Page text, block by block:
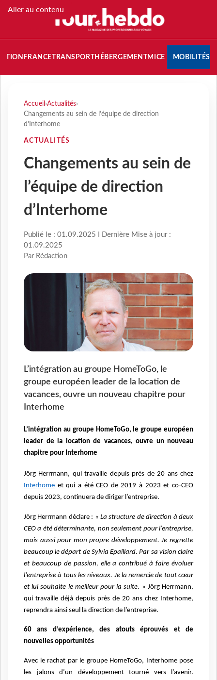
Aller au contenu
FRANCETRANSPORT HÉBERGEMENTMICE MOBILITÉS
Accueil ›Actualités›
Changements au sein de l’équipe de direction
d’Interhome
ACTUALITÉS
Changements au sein de
l’équipe de direction
d’Interhome
Publié le : 01.09.2025 I Dernière Mise à jour :
01.09.2025
Par Rédaction
L’intégration au groupe HomeToGo, le
groupe européen leader de la location de
vacances, ouvre un nouveau chapitre pour
Interhome
L’intégration au groupe HomeToGo, le groupe européen
leader de la location de vacances, ouvre un nouveau
chapitre pour Interhome
Jörg Herrmann, qui travaille depuis près de 20 ans chez
Interhome et qui a été CEO de 2019 à 2023 et co-CEO
depuis 2023, continuera de diriger l’entreprise.
Jörg Herrmann déclare : « La structure de direction à deux
CEO a été déterminante, non seulement pour l’entreprise,
mais aussi pour mon propre développement. Je regrette
beaucoup le départ de Sylvia Epaillard. Par sa vision claire
et beaucoup de passion, elle a contribué à faire évoluer
l’entreprise à tous les niveaux. Je la remercie de tout cœur
et lui souhaite le meilleur pour la suite. » Jörg Herrmann,
qui travaille déjà depuis près de 20 ans chez Interhome,
reprendra ainsi seul la direction de l’entreprise.
60 ans d’expérience, des atouts éprouvés et de
nouvelles opportunités
Avec le rachat par le groupe HomeToGo, Interhome pose
les jalons d’un développement tourné vers l’avenir.